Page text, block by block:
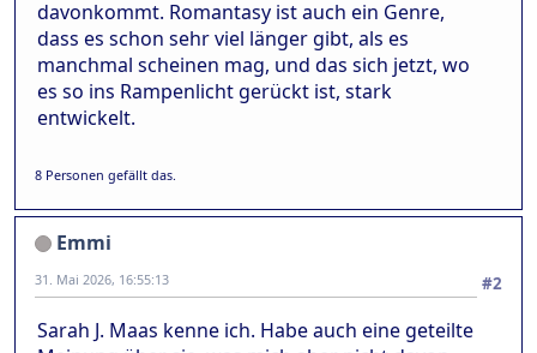
davonkommt. Romantasy ist auch ein Genre,
dass es schon sehr viel länger gibt, als es
manchmal scheinen mag, und das sich jetzt, wo
es so ins Rampenlicht gerückt ist, stark
entwickelt.
8 Personen gefällt das.
Emmi
#2
31. Mai 2026, 16:55:13
Sarah J. Maas kenne ich. Habe auch eine geteilte